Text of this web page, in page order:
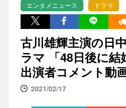
エンタメニュース ドラマ
古川雄輝主演の日
ラマ 「48日後に結
出演者コメント動
2021/02/17